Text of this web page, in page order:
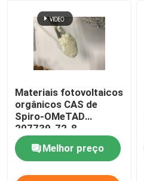
Materiais fotovoltaicos
orgânicos CAS de
Spiro-OMeTAD
207739-72-8
C81H68N4O8
Melhor preço